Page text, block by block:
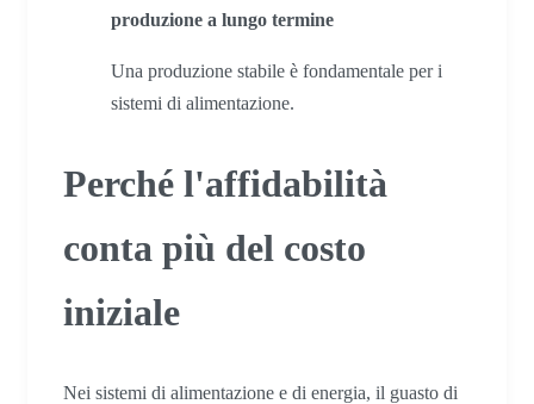
produzione a lungo termine
Una produzione stabile è fondamentale per i
sistemi di alimentazione.
Perché l'affidabilità
conta più del costo
iniziale
Nei sistemi di alimentazione e di energia, il guasto di